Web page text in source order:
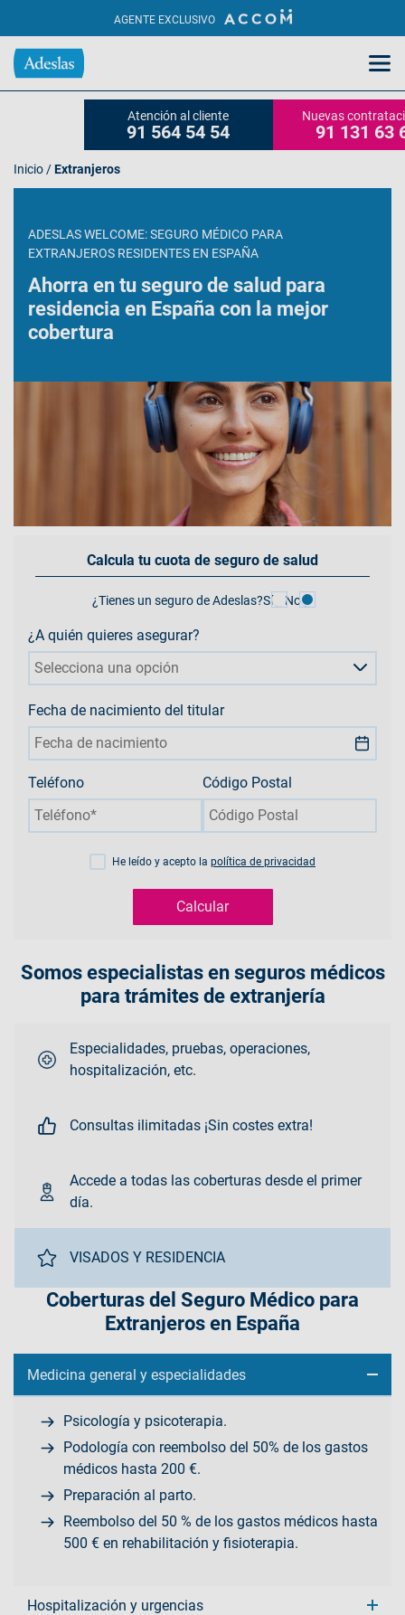
AGENTE EXCLUSIVO
Atención al cliente
91 564 54 54
Nuevas
91 131 63
Inicio /Extranjeros
ADESLAS WELCOME: SEGURO MÉDICO PARA
EXTRANJEROS RESIDENTES EN ESPAÑA
Ahorra en tu seguro de salud para
residencia en España con la mejor
cobertura
Calcula tu cuota de seguro de salud
¿Tienes un seguro de Adeslas?Sí No
¿A quién quieres asegurar?
Selecciona una opción
Fecha de nacimiento del titular
Teléfono Código Postal
He leído y acepto la política de privacidad
Calcular
Somos especialistas en seguros médicos
para trámites de extranjería
Especialidades, pruebas, operaciones,
hospitalización, etc.
Consultas ilimitadas ¡Sin costes extra!
Accede a todas las coberturas desde el primer
día.
VISADOS Y RESIDENCIA
Coberturas del Seguro Médico para
Extranjeros en España
Medicina general y especialidades
Psicología y psicoterapia.
Podología con reembolso del 50% de los gastos
médicos hasta 200 €.
Preparación al parto.
Reembolso del 50 % de los gastos médicos hasta
500 € en rehabilitación y fisioterapia.
Hospitalización y urgencias